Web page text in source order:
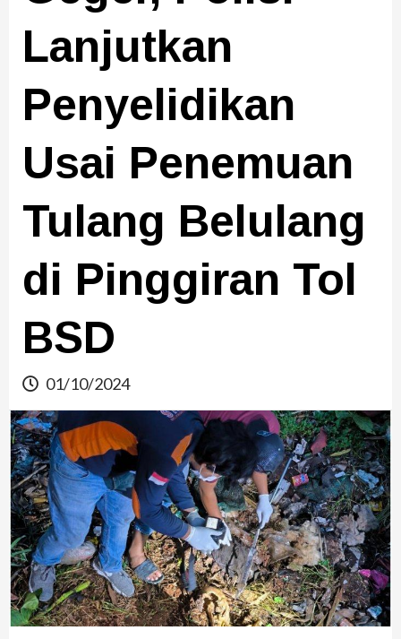
Lanjutkan
Penyelidikan
Usai Penemuan
Tulang Belulang
di Pinggiran Tol
BSD
01/10/2024